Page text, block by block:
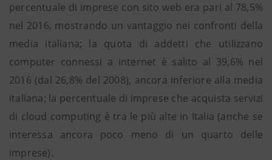
percentuale di imprese con sito web era pari al 78,5%
nel 2016, mostrando un vantaggio nei confronti della
media italiana; la quota di addetti che utilizzano
computer connessi a internet è salito al 39,6% nel
2016 (dal 26,8% del 2008), ancora inferiore alla media
italiana; la percentuale di imprese che acquista servizi
di cloud computing è tra le più alte in Italia (anche se
interessa ancora poco meno di un quarto delle
imprese).